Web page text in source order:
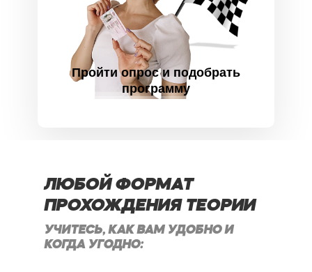
Пройти опрос и подобрать
программу
ЛЮБОЙ ФОРМАТ
ПРОХОЖДЕНИЯ ТЕОРИИ
УЧИТЕСЬ, КАК ВАМ УДОБНО И
КОГДА УГОДНО: